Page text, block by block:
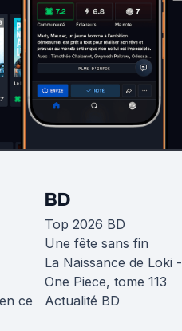
ce
BD
Top 2026 BD
Une fête sans fin
La Naissance de Loki -
One Piece, tome 113
Actualité BD